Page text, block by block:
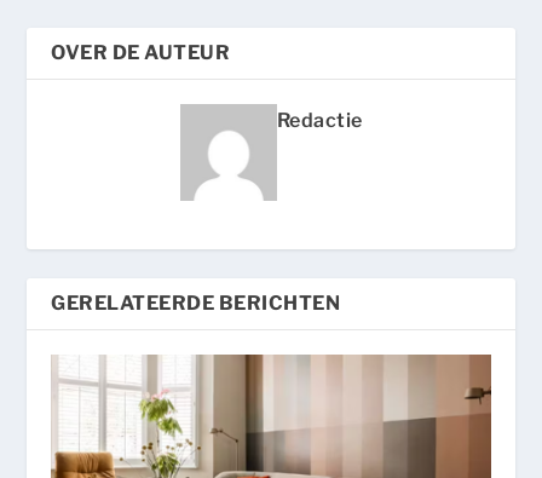
OVER DE AUTEUR
Redactie
GERELATEERDE BERICHTEN